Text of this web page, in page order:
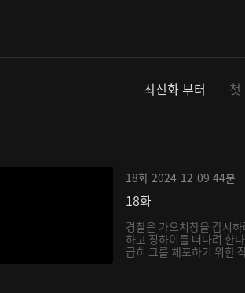
최신화 부터 첫
18화 2024-12-09 44분
18화
경찰은 가오치창을 감시
하고 징하이를 떠나려 한
급히 그를 체포하기 위한